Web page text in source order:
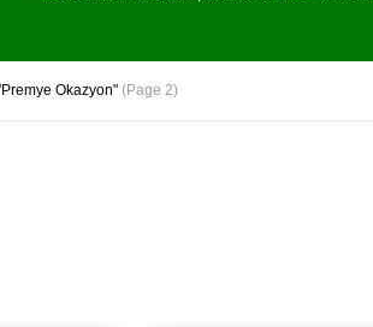
Okazyon" (Page 2)